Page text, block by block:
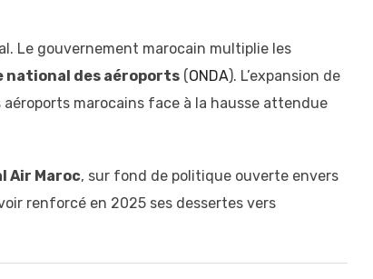
Le gouvernement marocain multiplie les
national des aéroports (ONDA). L’expansion de
marocains face à la hausse attendue
Air Maroc, sur fond de politique ouverte envers
renforcé en 2025 ses dessertes vers